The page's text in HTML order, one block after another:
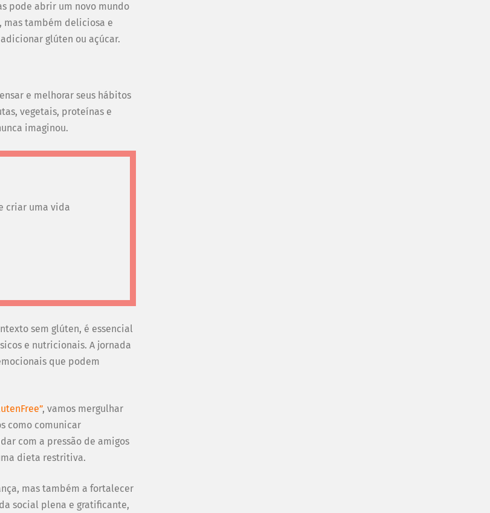
pode abrir um novo mundo
mas também deliciosa e
glúten ou açúcar.
e melhorar seus hábitos
vegetais, proteínas e
imaginou.
criar uma vida
sem glúten, é essencial
e nutricionais. A jornada
que podem
, vamos mergulhar
como comunicar
com a pressão de amigos
dieta restritiva.
mas também a fortalecer
social plena e gratificante,